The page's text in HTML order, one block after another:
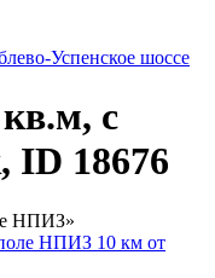
Успенское шоссе
с
ID 18676
НПИЗ»
НПИЗ 10 км от